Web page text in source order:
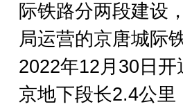
际铁路分两段建设
局运营的京唐城际
2022年12月30日
京地下段长2.4公